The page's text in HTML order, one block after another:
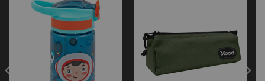
Add to
wishlist
wishlist